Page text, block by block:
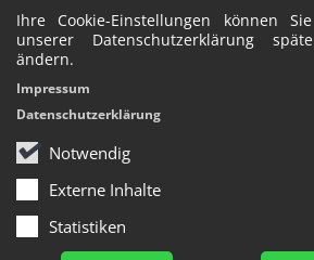
Ihre Cookie-Einstellungen können
unserer Datenschutzerklärung
ändern.
Notwendig
Externe Inhalte
Statistiken
Impressum
Datenschutzerklärung